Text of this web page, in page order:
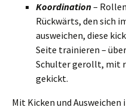
Koordination–
Rückwärts, den sich
ausweichen, diese
Seite trainieren –
Schulter gerollt, mit
gekickt.
Mit Kicken und